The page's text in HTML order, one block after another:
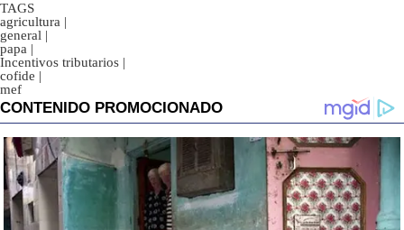
TAGS
agricultura |
general |
papa |
Incentivos tributarios |
cofide |
mef